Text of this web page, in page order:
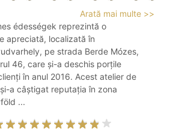
Arată mai multe >>
édességek reprezintă o
apreciată, localizată în
pe strada Berde Mózes,
46, care și-a deschis porțile
în anul 2016. Acest atelier de
a câștigat reputația în zona
...